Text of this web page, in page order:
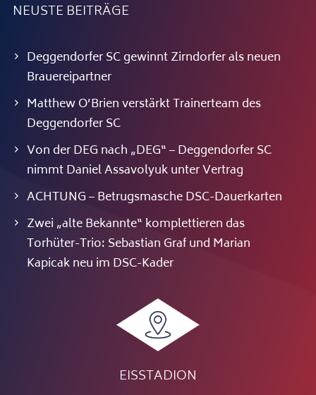
NEUSTE BEITRÄGE
Deggendorfer SC gewinnt Zirndorfer als neuen
Brauereipartner
Matthew O’Brien verstärkt Trainerteam des
Deggendorfer SC
Von der DEG nach „DEG“ – Deggendorfer SC
nimmt Daniel Assavolyuk unter Vertrag
ACHTUNG – Betrugsmasche DSC-Dauerkarten
Zwei „alte Bekannte“ komplettieren das
Torhüter-Trio: Sebastian Graf und Marian
Kapicak neu im DSC-Kader
EISSTADION